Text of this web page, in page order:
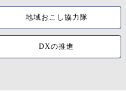
地域おこし協力隊
DXの推進